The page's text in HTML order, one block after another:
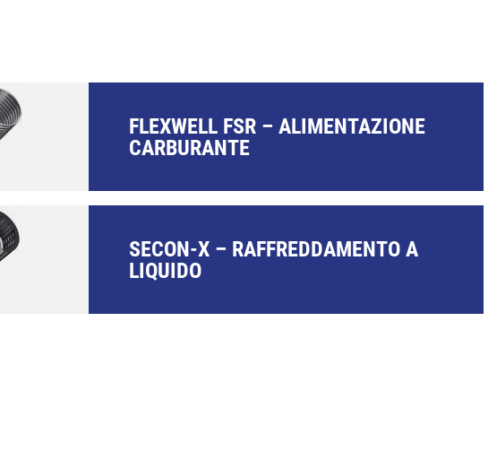
FLEXWELL FSR – ALIMENTAZIONE
CARBURANTE
SECON-X – RAFFREDDAMENTO A
LIQUIDO